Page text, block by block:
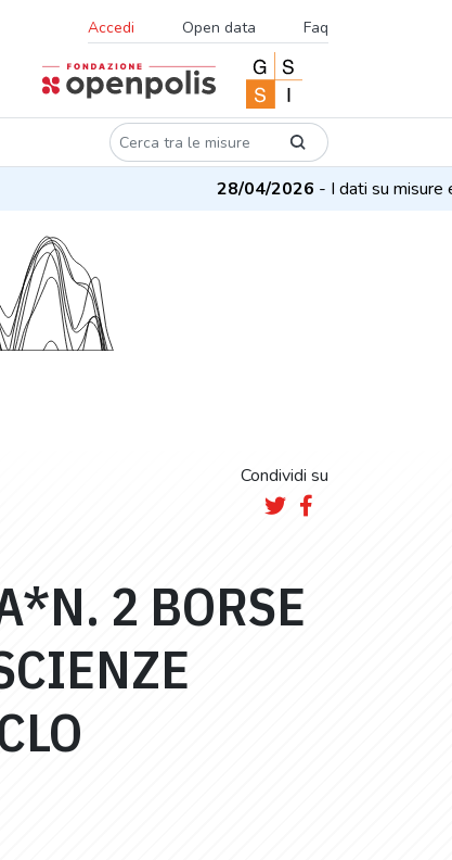
Accedi Open data Faq
28/04/2026- I dati su misure e
Condividi su
2 BORSE